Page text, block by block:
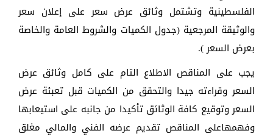
الفلسطينية وتشتمل وثائق عرض سعر على إعلان سعر
والوثيقة المرجعية (جدول الكميات والشروط العامة والخاصة
بعرض السعر ).
يجب على المناقص الاطلاع التام على كامل وثائق عرض
السعر وقراءته جيدا والتحقق من الكميات قبل تعبئة عرض
السعر وتوقيع كافة الوثائق تأكيدا من جانبه على استيعابها
وفهمهاعلى المناقص تقديم عرضه الفني والمالي مغلق